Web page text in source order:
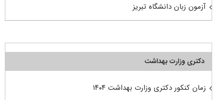
آزمون زبان دانشگاه تبریز
دکتری وزارت بهداشت
زمان کنکور دکتری وزارت بهداشت ۱۴۰۴